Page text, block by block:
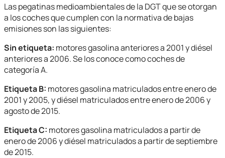
Las pegatinas medioambientales de la DGT que se otorgan
a los coches que cumplen con la normativa de bajas
emisiones son las siguientes:
Sin etiqueta: motores gasolina anteriores a 2001 y diésel
anteriores a 2006. Se los conoce como coches de
categoría A.
Etiqueta B: motores gasolina matriculados entre enero de
2001 y 2005, y diésel matriculados entre enero de 2006 y
agosto de 2015.
Etiqueta C: motores gasolina matriculados a partir de
enero de 2006 y diésel matriculados a partir de septiembre
de 2015.